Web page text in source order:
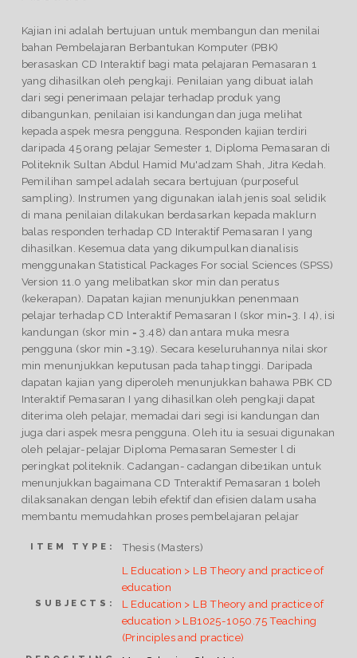
Kajian ini adalah bertujuan untuk membangun dan menilai
bahan Pembelajaran Berbantukan Komputer (PBK)
berasaskan CD Interaktif bagi mata pelajaran Pemasaran 1
yang dihasilkan oleh pengkaji. Penilaian yang dibuat ialah
dari segi penerimaan pelajar terhadap produk yang
dibangunkan, penilaian isi kandungan dan juga melihat
kepada aspek mesra pengguna. Responden kajian terdiri
daripada 45 orang pelajar Semester 1, Diploma Pemasaran di
Politeknik Sultan Abdul Hamid Mu'adzam Shah, Jitra Kedah.
Pemilihan sampel adalah secara bertujuan (purposeful
sampling). Instrumen yang digunakan ialah jenis soal selidik
di mana penilaian dilakukan berdasarkan kepada maklurn
balas responden terhadap CD Interaktif Pemasaran I yang
dihasilkan. Kesemua data yang dikumpulkan dianalisis
menggunakan Statistical Packages For social Sciences (SPSS)
Version 11.0 yang melibatkan skor min dan peratus
(kekerapan). Dapatan kajian menunjukkan penenmaan
pelajar terhadap CD lnteraktif Pemasaran I (skor min=3. I 4), isi
kandungan (skor min = 3.48) dan antara muka mesra
pengguna (skor min =3.19). Secara keseluruhannya nilai skor
min menunjukkan keputusan pada tahap tinggi. Daripada
dapatan kajian yang diperoleh menunjukkan bahawa PBK CD
Interaktif Pemasaran I yang dihasilkan oleh pengkaji dapat
diterima oleh pelajar, memadai dari segi isi kandungan dan
juga dari aspek mesra pengguna. Oleh itu ia sesuai digunakan
oleh pelajar-pelajar Diploma Pemasaran Semester l di
peringkat politeknik. Cadangan- cadangan dibe1ikan untuk
menunjukkan bagaimana CD Tnteraktif Pemasaran 1 boleh
dilaksanakan dengan lebih efektif dan efisien dalam usaha
membantu memudahkan proses pembelajaran pelajar
ITEM TYPE: Thesis (Masters)
SUBJECTS:
L Education > LB Theory and practice of
education
L Education > LB Theory and practice of
education > LB1025-1050.75 Teaching
(Principles and practice)